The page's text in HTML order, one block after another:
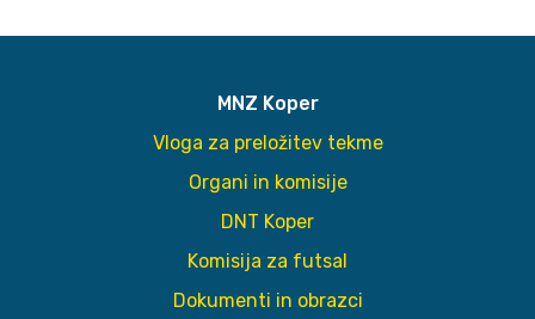
MNZ Koper
Vloga za preložitev tekme
Organi in komisije
DNT Koper
Komisija za futsal
Dokumenti in obrazci